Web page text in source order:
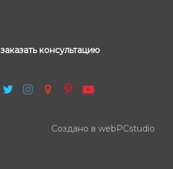
заказать консультацию
Создано в webPCstudio